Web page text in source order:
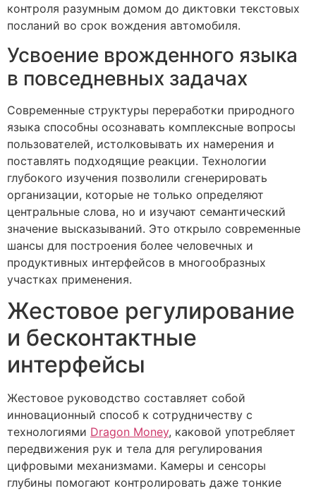
контроля разумным домом до диктовки текстовых
посланий во срок вождения автомобиля.
Усвоение врожденного языка
в повседневных задачах
Современные структуры переработки природного
языка способны осознавать комплексные вопросы
пользователей, истолковывать их намерения и
поставлять подходящие реакции. Технологии
глубокого изучения позволили сгенерировать
организации, которые не только определяют
центральные слова, но и изучают семантический
значение высказываний. Это открыло современные
шансы для построения более человечных и
продуктивных интерфейсов в многообразных
участках применения.
Жестовое регулирование
и бесконтактные
интерфейсы
Жестовое руководство составляет собой
инновационный способ к сотрудничеству с
технологиями Dragon Money, каковой употребляет
передвижения рук и тела для регулирования
цифровыми механизмами. Камеры и сенсоры
глубины помогают контролировать даже тонкие